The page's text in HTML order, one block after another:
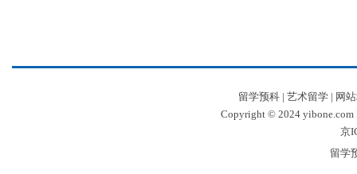
留学预科| 艺术留学| 网
Copyright © 2024 yibone.com
京
留学